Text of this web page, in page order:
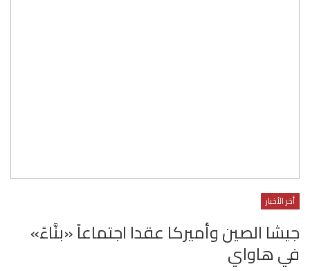
أخر الأخبار
جيشا الصين وأميركا عقدا اجتماعاً «بنَّاءً»
في هاواي